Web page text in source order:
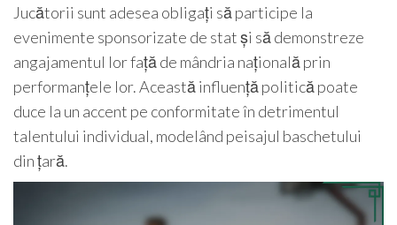
Jucătorii sunt adesea obligați să participe la
evenimente sponsorizate de stat și să demonstreze
angajamentul lor față de mândria națională prin
performanțele lor. Această influență politică poate
duce la un accent pe conformitate în detrimentul
talentului individual, modelând peisajul baschetului
din țară.